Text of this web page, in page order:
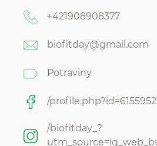
+421908908377
biofitday@gmail.com
Potraviny
/
/biofitday_?